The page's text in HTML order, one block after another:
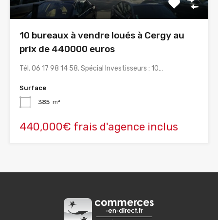
10 bureaux à vendre loués à Cergy au
prix de 440000 euros
Tél. 06 17 98 14 58. Spécial Investisseurs : 10…
Surface
385 m²
440,000€ frais d'agence inclus